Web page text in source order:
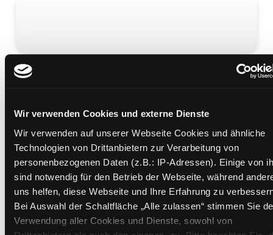
Wir verwenden Cookies und externe Dienste
Wir verwenden auf unserer Webseite Cookies und ähnliche
Technologien von Drittanbietern zur Verarbeitung von
personenbezogenen Daten (z.B.: IP-Adressen). Einige von
sind notwendig für den Betrieb der Webseite, während
uns helfen, diese Webseite und Ihre Erfahrung zu
Bei Auswahl der Schaltfläche „Alle zulassen“ stimmen Sie
Verwendung aller Cookies und Dienste, sowohl von
Die Bestimmung
Verfasser:Roth, Veronica
Mehr Informationen ein-/ausblenden
Bände
Medium auf die Postliste setzen